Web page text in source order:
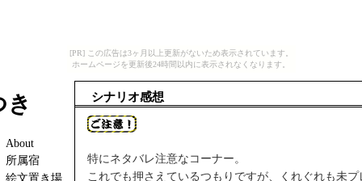
[PR] この広告は3ヶ月以上更新がないため表示されています。
ホームページを更新後24時間以内に表示されなくなります。
き
About
所属宿
絵文置き場
シナリオ感想
特にネタバレ注意なコーナー。
これでも押さえているつもりですが、くれぐれも未プ